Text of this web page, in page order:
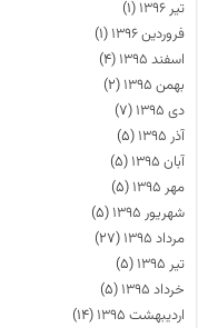
تیر ۱۳۹۶
(۱)
فروردین ۱۳۹۶
(۱)
اسفند ۱۳۹۵
(۴)
بهمن ۱۳۹۵
(۲)
دی ۱۳۹۵
(۷)
آذر ۱۳۹۵
(۵)
آبان ۱۳۹۵
(۵)
مهر ۱۳۹۵
(۵)
شهریور ۱۳۹۵
(۵)
مرداد ۱۳۹۵
(۲۷)
تیر ۱۳۹۵
(۵)
خرداد ۱۳۹۵
(۵)
اردیبهشت ۱۳۹۵
(۱۴)